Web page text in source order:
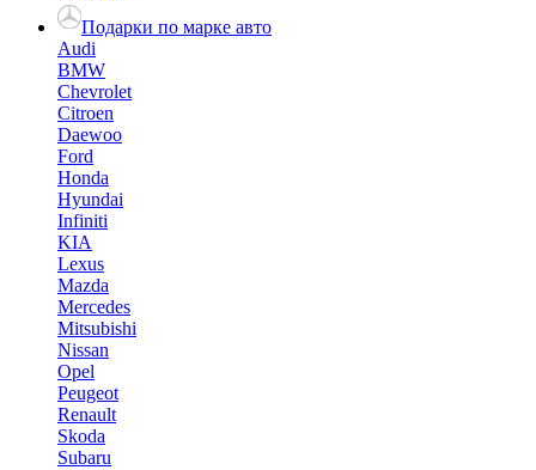
Подарки по марке авто
Audi
BMW
Chevrolet
Citroen
Daewoo
Ford
Honda
Hyundai
Infiniti
KIA
Lexus
Mazda
Mercedes
Mitsubishi
Nissan
Opel
Peugeot
Renault
Skoda
Subaru